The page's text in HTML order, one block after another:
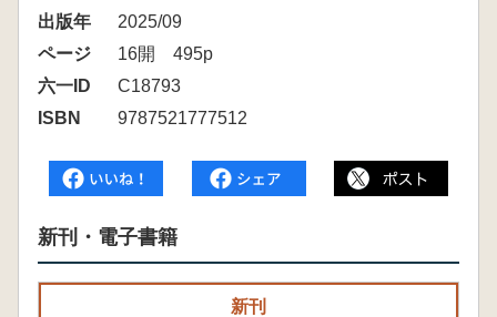
出版年
2025/09
ページ
16開 495p
六一ID
C18793
ISBN
9787521777512
新刊・電子書籍
新刊